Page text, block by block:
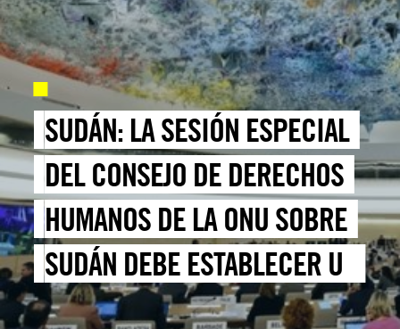
SUDÁN: LA SESIÓN ESPECIAL
DEL CONSEJO DE DERECHOS
HUMANOS DE LA ONU SOBRE
SUDÁN DEBE ESTABLECER UN
MECANISMO DE